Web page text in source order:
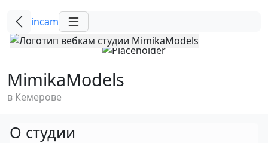
incam
MimikaModels
в Кемерове
О студии